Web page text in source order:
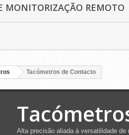
MONITORIZAÇÃO REMOTO
Tacómetros de Contacto
Alta precisão aliada à versatilidade